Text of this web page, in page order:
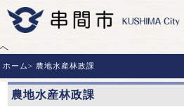
へ
ホーム> 農地水産林政課
農地水産林政課